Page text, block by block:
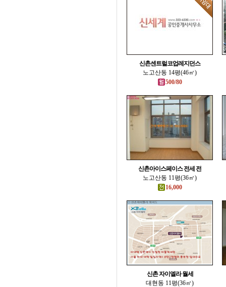
신촌센트럴코업레지던스
노고산동 14평(46㎡)
500/80
신촌아이스페이스 전세 전
노고산동 11평(36㎡)
16,000
신촌 자이엘라 월세
대현동 11평(36㎡)